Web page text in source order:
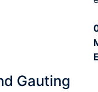
Gauting